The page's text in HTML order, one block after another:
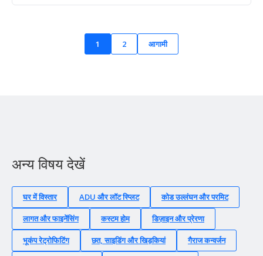
1 2 आगामी
अन्य विषय देखें
घर में विस्तार ADU और लॉट स्प्लिट कोड उल्लंघन और परमिट
लागत और फाइनेंसिंग कस्टम होम डिज़ाइन और प्रेरणा
भूकंप रेट्रोफिटिंग छत, साइडिंग और खिड़कियां गैराज कन्वर्जन